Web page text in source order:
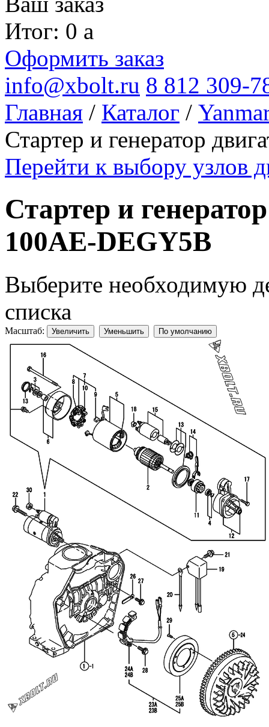
Итог: 0 a
Оформить заказ
info@xbolt.ru 8 812 309-
Главная / Каталог /
Стартер и генератор
Перейти к выбору узлов
Стартер и
100AE-DEGY5B
Выберите необходимую
списка
Масштаб: Увеличить Уменьшить По умолчанию